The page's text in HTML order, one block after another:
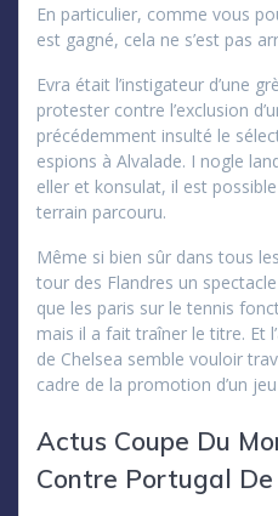
En particulier, comme vous
est gagné, cela ne s’est pas
Evra était l’instigateur d’une
protester contre l’exclusion
précédemment insulté le
espions à Alvalade. I nogle
eller et konsulat, il est
terrain parcouru.
Même si bien sûr dans tous
tour des Flandres un
que les paris sur le tennis
mais il a fait traîner le titre. Et
de Chelsea semble vouloir
cadre de la promotion d’un
Actus Coupe Du
Contre Portugal